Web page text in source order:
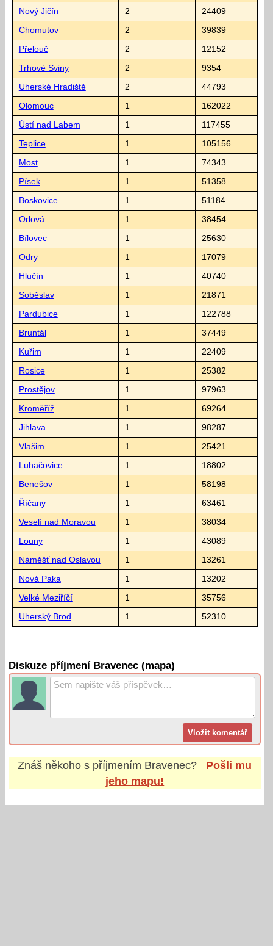
Nový Jičín 2 24409
Chomutov 2 39839
Přelouč 2 12152
Trhové Sviny 2 9354
Uherské Hradiště 2 44793
Olomouc 1 162022
Ústí nad Labem 1 117455
Teplice 1 105156
Most 1 74343
Písek 1 51358
Boskovice 1 51184
Orlová 1 38454
Bílovec 1 25630
Odry 1 17079
Hlučín 1 40740
Soběslav 1 21871
Pardubice 1 122788
Bruntál 1 37449
Kuřim 1 22409
Rosice 1 25382
Prostějov 1 97963
Kroměříž 1 69264
Jihlava 1 98287
Vlašim 1 25421
Luhačovice 1 18802
Benešov 1 58198
Říčany 1 63461
Veselí nad Moravou 1 38034
Louny 1 43089
Náměšť nad Oslavou 1 13261
Nová Paka 1 13202
Velké Meziříčí 1 35756
Uherský Brod 1 52310
Diskuze příjmení Bravenec (mapa)
Znáš někoho s příjmením Bravenec?
Pošli mu
jeho mapu!